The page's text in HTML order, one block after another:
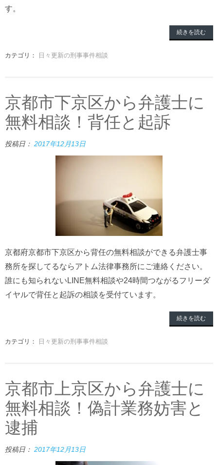
す。
続きを読む
カテゴリ： 日々更新の刑事事件相談
京都市下京区から弁護士に
無料相談！背任と起訴
投稿日： 2017年12月13日
京都府京都市下京区から背任の無料相談ができる弁護士事
務所を探してるならアトム法律事務所にご連絡ください。
誰にも知られないLINE無料相談や24時間つながるフリーダ
イヤルで背任と起訴の相談を受付ています。
続きを読む
カテゴリ： 日々更新の刑事事件相談
京都市上京区から弁護士に
無料相談！偽計業務妨害と
逮捕
投稿日： 2017年12月13日